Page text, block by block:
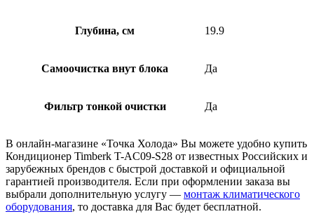
Глубина, см 19.9
Самоочистка внут блока Да
Фильтр тонкой очистки Да
В онлайн-магазине «Точка Холода» Вы можете удобно купить
Кондиционер Timberk T-AC09-S28 от известных Российских и
зарубежных брендов с быстрой доставкой и официальной
гарантией производителя. Если при оформлении заказа вы
выбрали дополнительную услугу — монтаж климатического
оборудования, то доставка для Вас будет бесплатной.